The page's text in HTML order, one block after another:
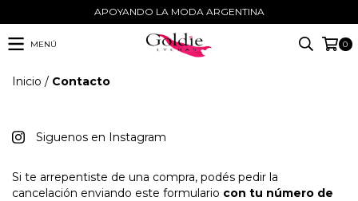
APOYANDO LA MODA ARGENTINA
MENÚ 0
Inicio / Contacto
Siguenos en Instagram
Si te arrepentiste de una compra, podés pedir la
cancelación enviando este formulario con tu número de